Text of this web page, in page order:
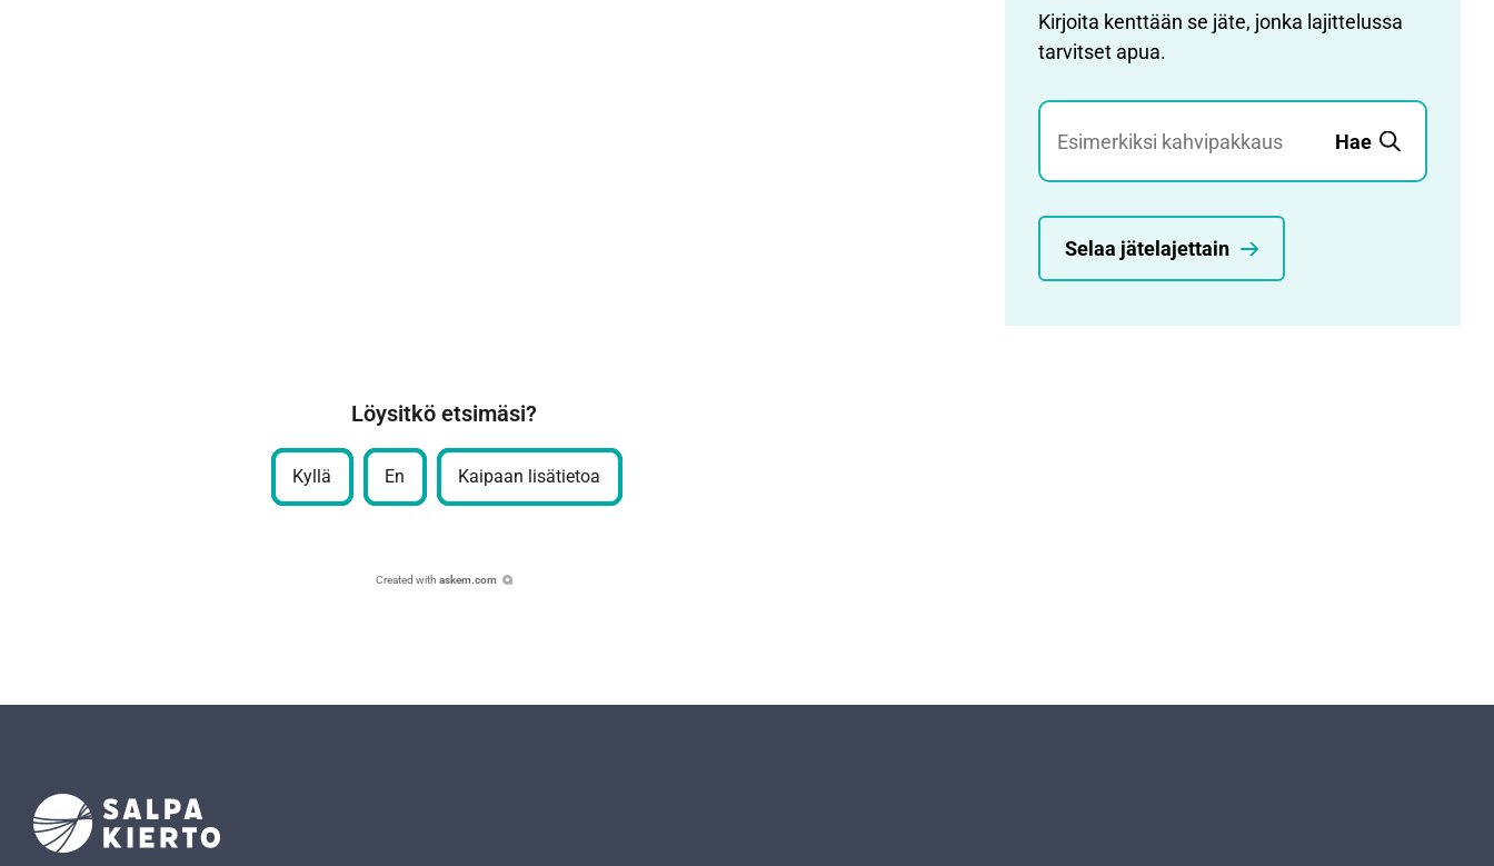
Kirjoita kenttään se jäte, jonka lajittelussa
tarvitset apua.
Jätehaku
Hae
Selaa jätelajettain
Löysitkö etsimäsi?
Kyllä En Kaipaan lisätietoa
Created with askem.com